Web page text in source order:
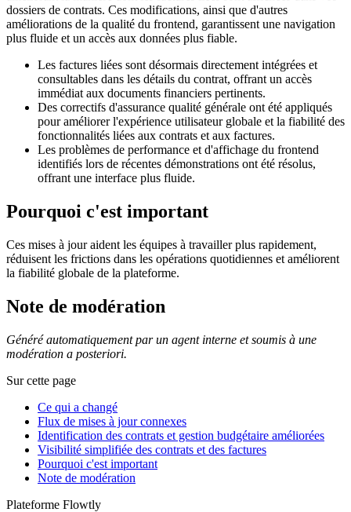
dossiers de contrats. Ces modifications, ainsi que d'autres
améliorations de la qualité du frontend, garantissent une navigation
plus fluide et un accès aux données plus fiable.
Les factures liées sont désormais directement intégrées et
consultables dans les détails du contrat, offrant un accès
immédiat aux documents financiers pertinents.
Des correctifs d'assurance qualité générale ont été appliqués
pour améliorer l'expérience utilisateur globale et la fiabilité des
fonctionnalités liées aux contrats et aux factures.
Les problèmes de performance et d'affichage du frontend
identifiés lors de récentes démonstrations ont été résolus,
offrant une interface plus fluide.
Pourquoi c'est important
Ces mises à jour aident les équipes à travailler plus rapidement,
réduisent les frictions dans les opérations quotidiennes et améliorent
la fiabilité globale de la plateforme.
Note de modération
Généré automatiquement par un agent interne et soumis à une
modération a posteriori.
Sur cette page
Ce qui a changé
Flux de mises à jour connexes
Identification des contrats et gestion budgétaire améliorées
Visibilité simplifiée des contrats et des factures
Pourquoi c'est important
Note de modération
Plateforme Flowtly